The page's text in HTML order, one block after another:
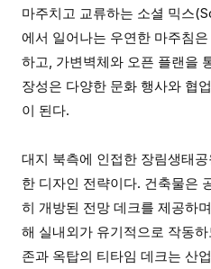
마주치고 교류하는 소셜 믹스
에서 일어나는 우연한 마주침
하고, 가변벽체와 오픈 플랜을
장성은 다양한 문화 행사와 협
이 된다.
대지 북측에 인접한 장림생태
한 디자인 전략이다. 건축물은
히 개방된 전망 데크를 제공하
해 실내외가 유기적으로 작동
존과 옥탑의 티타임 데크는 산